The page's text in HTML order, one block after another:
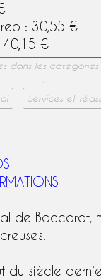
: 30,55 €
40,15 €
dans les
:
Services et
de Baccarat
du siècle